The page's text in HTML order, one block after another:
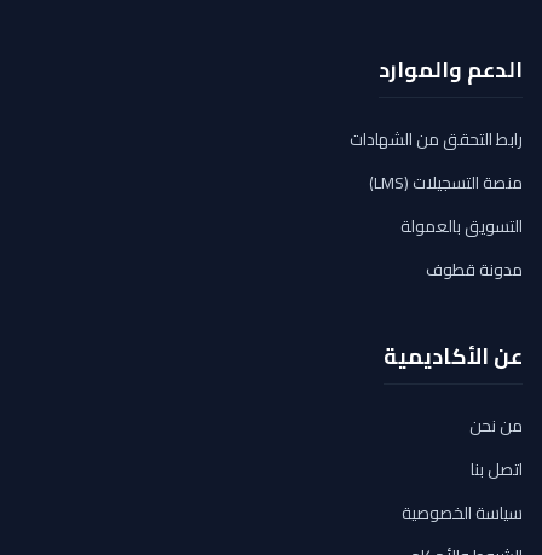
الدعم والموارد
رابط التحقق من الشهادات
منصة التسجيلات (LMS)
التسويق بالعمولة
مدونة قطوف
عن الأكاديمية
من نحن
اتصل بنا
سياسة الخصوصية